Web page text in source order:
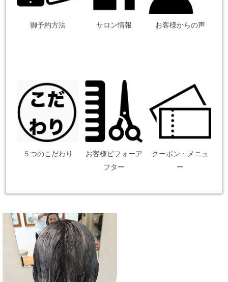
御予約方法 サロン情報 お客様からの声
５つのこだわり
お客様ビフォーア
フター
クーポン・メニュ
ー